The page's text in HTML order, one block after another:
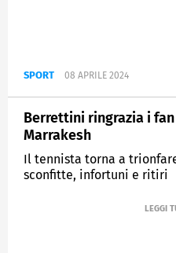
SPORT 08 APRILE 2024
Berrettini ringrazia i
Marrakesh
Il tennista torna a
sconfitte, infortuni e ritiri